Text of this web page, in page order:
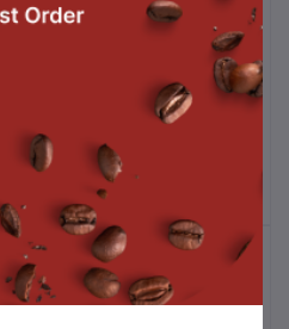
ชิฟฟ่อนเค้กสอดไส้ รวมรส 3
ชิ้น(ไม่แช่เย็น)
฿40.00